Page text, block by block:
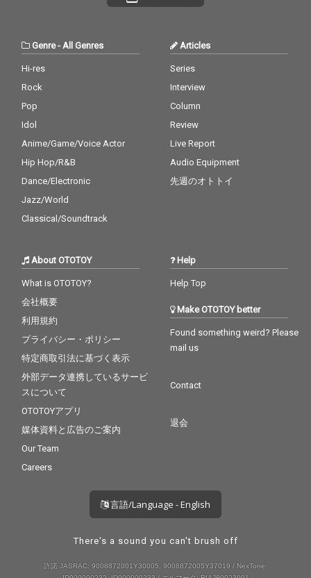
Genre- All Genres
Hi-res
Rock
Pop
Idol
Anime/Game/Voice Actor
Hip Hop/R&B
Dance/Electronic
Jazz/World
Classical/Soundtrack
Articles
Series
Interview
Column
Review
Live Report
Audio Equipment
先週のオトトイ
About OTOTOY
What is OTOTOY?
会社概要
利用規約
プライバシー・ポリシー
特定商取引法に基づく表示
外部データ連携しているサービ
スについて
OTOTOYアプリ
媒体資料と広告のご案内
Our Team
Careers
Help
Help Top
Make OTOTOY better
Found something weird? Please
mail us
Contact
退会
言語/Language - English
There's a sound you can't brush off
許諾 JASRAC: 9008872001Y30005, 9008872005Y37019 / NexTone: